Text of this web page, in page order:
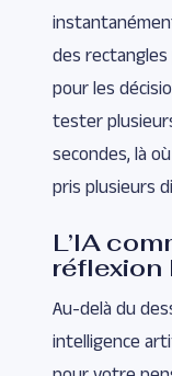
des rectangles
pour les
tester
secondes, là
pris plusieurs
L’IA
réflexion
Au-delà du
intelligence